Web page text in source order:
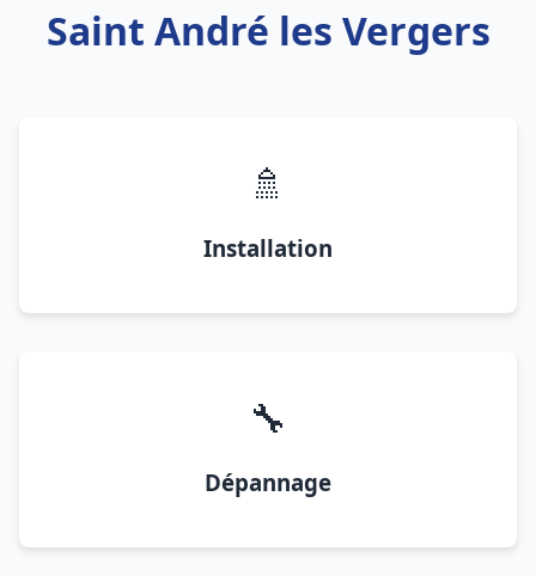
Saint André les Vergers
🚿
Installation
🔧
Dépannage